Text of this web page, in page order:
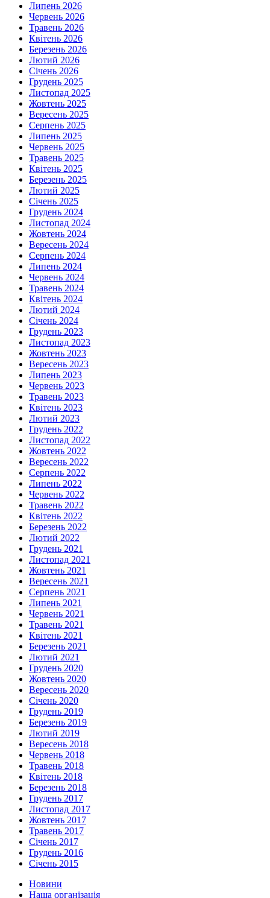
Липень 2026
Червень 2026
Травень 2026
Квітень 2026
Березень 2026
Лютий 2026
Січень 2026
Грудень 2025
Листопад 2025
Жовтень 2025
Вересень 2025
Серпень 2025
Липень 2025
Червень 2025
Травень 2025
Квітень 2025
Березень 2025
Лютий 2025
Січень 2025
Грудень 2024
Листопад 2024
Жовтень 2024
Вересень 2024
Серпень 2024
Липень 2024
Червень 2024
Травень 2024
Квітень 2024
Лютий 2024
Січень 2024
Грудень 2023
Листопад 2023
Жовтень 2023
Вересень 2023
Липень 2023
Червень 2023
Травень 2023
Квітень 2023
Лютий 2023
Грудень 2022
Листопад 2022
Жовтень 2022
Вересень 2022
Серпень 2022
Липень 2022
Червень 2022
Травень 2022
Квітень 2022
Березень 2022
Лютий 2022
Грудень 2021
Листопад 2021
Жовтень 2021
Вересень 2021
Серпень 2021
Липень 2021
Червень 2021
Травень 2021
Квітень 2021
Березень 2021
Лютий 2021
Грудень 2020
Жовтень 2020
Вересень 2020
Січень 2020
Грудень 2019
Березень 2019
Лютий 2019
Вересень 2018
Червень 2018
Травень 2018
Квітень 2018
Березень 2018
Грудень 2017
Листопад 2017
Жовтень 2017
Травень 2017
Січень 2017
Грудень 2016
Січень 2015
Новини
Наша організація